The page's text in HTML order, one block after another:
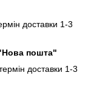
доставки 1-3
пошта"
доставки 1-3